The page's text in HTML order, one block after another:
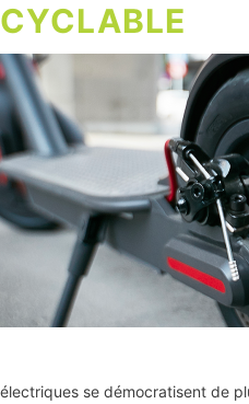
CYCLABLE
électriques se démocratisent de